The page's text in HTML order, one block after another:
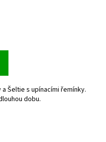
Šeltie s upínacími řemínky.
dobu.